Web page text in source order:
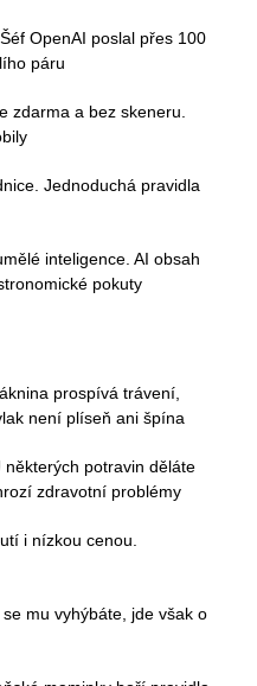
OpenAI poslal přes 100
páru
zdarma a bez skeneru.
Jednoduchá pravidla
inteligence. AI obsah
pokuty
prospívá trávení,
není plíseň ani špína
potravin děláte
zdravotní problémy
i nízkou cenou.
mu vyhýbáte, jde však o